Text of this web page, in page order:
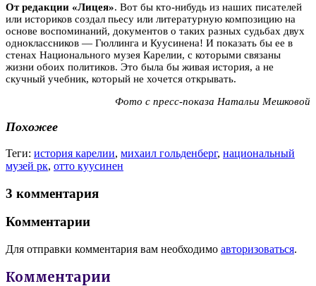
От редакции «Лицея». Вот бы кто-нибудь из наших писателей
или историков создал пьесу или литературную композицию на
основе воспоминаний, документов о таких разных судьбах двух
одноклассников — Гюллинга и Куусинена! И показать бы ее в
стенах Национального музея Карелии, с которыми связаны
жизни обоих политиков. Это была бы живая история, а не
скучный учебник, который не хочется открывать.
Фото с пресс-показа Натальи Мешковой
Похожее
Теги: история карелии, михаил гольденберг, национальный
музей рк, отто куусинен
3 комментария
Комментарии
Для отправки комментария вам необходимо авторизоваться.
Комментарии